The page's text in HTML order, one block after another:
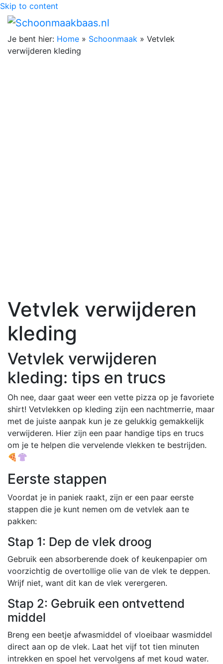
Skip to content
Je bent hier: Home » Schoonmaak » Vetvlek
verwijderen kleding
Vetvlek verwijderen
kleding
Vetvlek verwijderen
kleding: tips en trucs
Oh nee, daar gaat weer een vette pizza op je favoriete
shirt! Vetvlekken op kleding zijn een nachtmerrie, maar
met de juiste aanpak kun je ze gelukkig gemakkelijk
verwijderen. Hier zijn een paar handige tips en trucs
om je te helpen die vervelende vlekken te bestrijden.
🍕👚
Eerste stappen
Voordat je in paniek raakt, zijn er een paar eerste
stappen die je kunt nemen om de vetvlek aan te
pakken:
Stap 1: Dep de vlek droog
Gebruik een absorberende doek of keukenpapier om
voorzichtig de overtollige olie van de vlek te deppen.
Wrijf niet, want dit kan de vlek verergeren.
Stap 2: Gebruik een ontvettend
middel
Breng een beetje afwasmiddel of vloeibaar wasmiddel
direct aan op de vlek. Laat het vijf tot tien minuten
intrekken en spoel het vervolgens af met koud water.